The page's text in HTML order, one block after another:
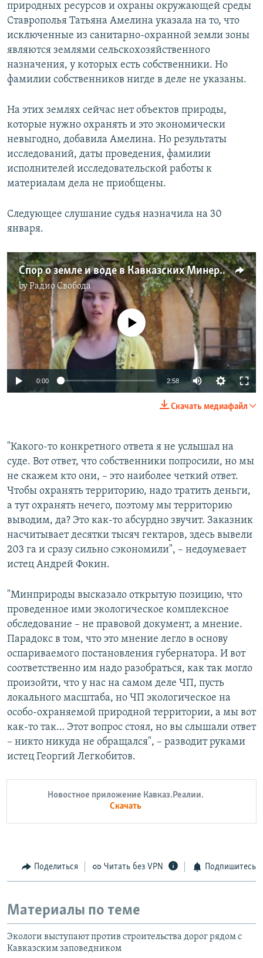
природных ресурсов и охраны окружающей среды
Ставрополья Татьяна Амелина указала на то, что
исключенные из санитарно-охранной земли зоны
являются землями сельскохозяйственного
назначения, у которых есть собственники. Но
фамилии собственников нигде в деле не указаны.
На этих землях сейчас нет объектов природы,
которые нужно охранять и это экономически
невыгодно, добавила Амелина. Но результаты
исследований, даты проведения, фамилии
исполнителей исследовательской работы к
материалам дела не приобщены.
Следующее слушание судья назначила на 30
января.
Спор о земле и воде в Кавказских Минеральных Водах
byРадио Свобода
No media source currently available
0:00 2:58
Скачать медиафайл
"Какого-то конкретного ответа я не услышал на
суде. Вот ответ, что собственники попросили, но мы
не скажем кто они, – это наиболее четкий ответ.
Чтобы охранять территорию, надо тратить деньги,
а тут охранять нечего, поэтому мы территорию
выводим, да? Это как-то абсурдно звучит. Заказник
насчитывает десятки тысяч гектаров, здесь вывели
203 га и сразу сильно сэкономили", – недоумевает
истец Андрей Фокин.
"Минприроды высказало открытую позицию, что
проведенное ими экологическое комплексное
обследование – не правовой документ, а мнение.
Парадокс в том, что это мнение легло в основу
оспариваемого постановления губернатора. И вот
соответственно им надо разобраться, как так могло
произойти, что у нас на самом деле ЧП, пусть
локального масштаба, но ЧП экологическое на
особо-охраняемой природной территории, а мы вот
как-то так… Этот вопрос стоял, но вы слышали ответ
– никто никуда не обращался", – разводит руками
истец Георгий Легкобитов.
Новостное приложение Кавказ.Реалии.
Скачать
Поделиться Читать без VPN Подпишитесь
Материалы по теме
Экологи выступают против строительства дорог рядом с
Кавказским заповедником